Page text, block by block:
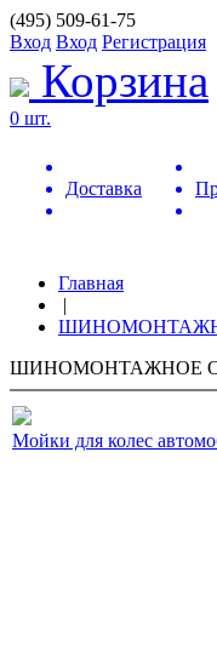
(495) 509-61-75
Вход Вход Регистрация
Корзина
0 шт.
Доставка
Главная
|
ШИНОМОНТАЖНОЕ
Мойки для колес